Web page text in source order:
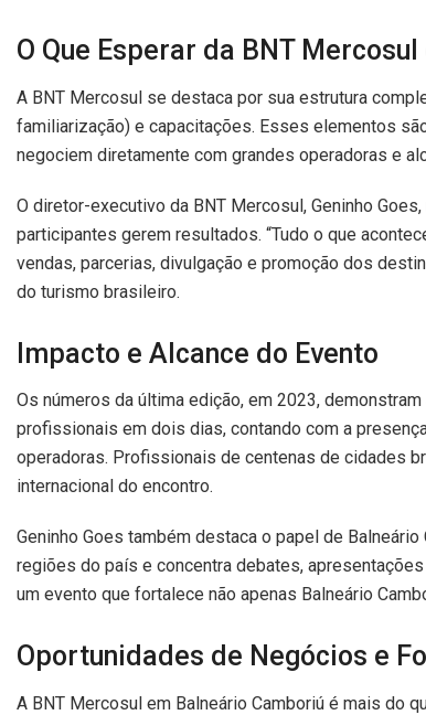
O Que Esperar da BNT
A BNT Mercosul se destaca por sua estrutura
familiarização) e capacitações. Esses elementos
negociem diretamente com grandes operadoras e
O diretor-executivo da BNT Mercosul, Geninho
participantes gerem resultados. “Tudo o que
vendas, parcerias, divulgação e promoção dos
do turismo brasileiro.
Impacto e Alcance do Evento
Os números da última edição, em 2023,
profissionais em dois dias, contando com a
operadoras. Profissionais de centenas de cidades
internacional do encontro.
Geninho Goes também destaca o papel de
regiões do país e concentra debates,
um evento que fortalece não apenas Balneário
Oportunidades de Negócios e
A BNT Mercosul em Balneário Camboriú é mais do